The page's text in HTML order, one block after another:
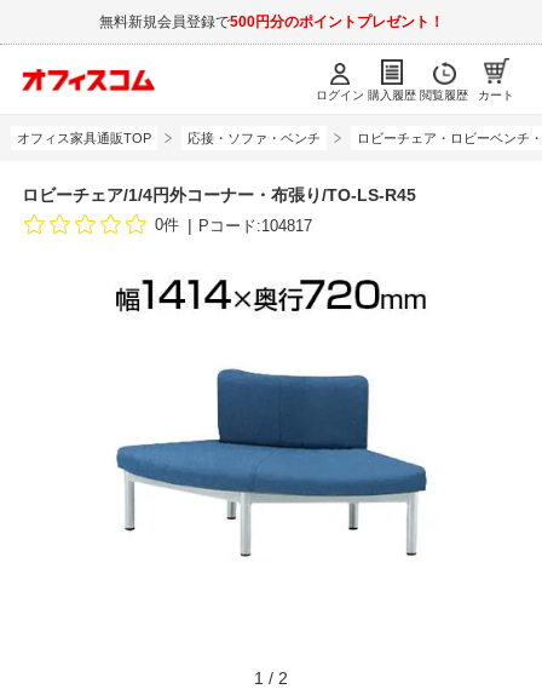
無料新規会員登録で500円分のポイントプレゼント！
ログイン 購入履歴 閲覧履歴 カート
オフィス家具通販TOP 応接・ソファ・ベンチ ロビーチェア・ロビーベンチ
ロビーチェア/1/4円外コーナー・布張り/TO-LS-R45
0件 Pコード:104817
1 / 2